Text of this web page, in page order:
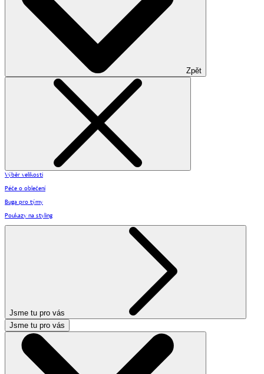
Zpět
Výběr velikosti
Péče o oblečení
Buga pro týmy
Poukazy na styling
Jsme tu pro vás
Jsme tu pro vás